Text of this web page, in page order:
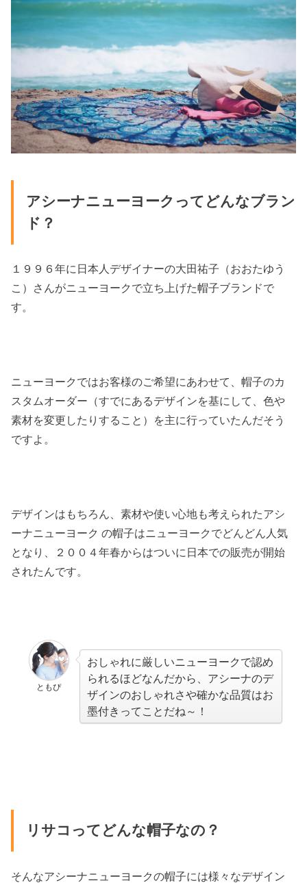
アシーナニューヨークってどんなブラン
ド？
１９９６年に日本人デザイナーの大田祐子（おおたゆう
こ）さんがニューヨークで立ち上げた帽子ブランドで
す。
ニューヨークではお客様のご希望にあわせて、帽子のカ
スタムオーダー（すでにあるデザインを基にして、色や
素材を変更したりすること）を主に行っていたんだそう
ですよ。
デザインはもちろん、素材や使い心地も考えられたアシ
ーナニューヨーク の帽子はニューヨークでどんどん人気
となり、２００４年春からはついに日本での販売が開始
されたんです。
ともぴ
おしゃれに厳しいニューヨークで認め
られるほどなんだから、アシーナのデ
ザインのおしゃれさや確かな品質はお
墨付きってことだね～！
リサコってどんな帽子なの？
そんなアシーナニューヨークの帽子には様々なデザイン